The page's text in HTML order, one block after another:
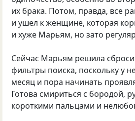
их брака. Потом, правда, все
и ушел к женщине, которая
и хуже Марьям, но зато
Сейчас Марьям решила
фильтры поиска, поскольку у
месяц и пора начинать
Готова смириться с бородой,
короткими пальцами и